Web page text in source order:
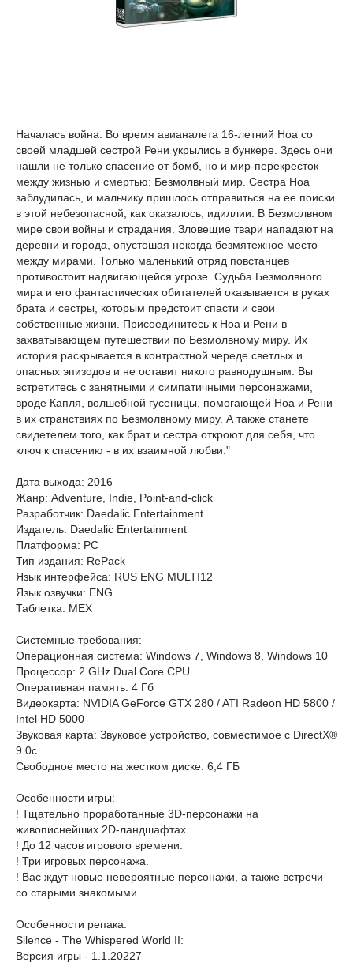
Началась война. Во время авианалета 16-летний Ноа со
своей младшей сестрой Рени укрылись в бункере. Здесь они
нашли не только спасение от бомб, но и мир-перекресток
между жизнью и смертью: Безмолвный мир. Сестра Ноа
заблудилась, и мальчику пришлось отправиться на ее поиски
в этой небезопасной, как оказалось, идиллии. В Безмолвном
мире свои войны и страдания. Зловещие твари нападают на
деревни и города, опустошая некогда безмятежное место
между мирами. Только маленький отряд повстанцев
противостоит надвигающейся угрозе. Судьба Безмолвного
мира и его фантастических обитателей оказывается в руках
брата и сестры, которым предстоит спасти и свои
собственные жизни. Присоединитесь к Ноа и Рени в
захватывающем путешествии по Безмолвному миру. Их
история раскрывается в контрастной череде светлых и
опасных эпизодов и не оставит никого равнодушным. Вы
встретитесь с занятными и симпатичными персонажами,
вроде Капля, волшебной гусеницы, помогающей Ноа и Рени
в их странствиях по Безмолвному миру. А также станете
свидетелем того, как брат и сестра откроют для себя, что
ключ к спасению - в их взаимной любви."
Дата выхода: 2016
Жанр: Adventure, Indie, Point-and-click
Разработчик: Daedalic Entertainment
Издатель: Daedalic Entertainment
Платформа: РС
Тип издания: RePack
Язык интерфейса: RUS ENG MULTI12
Язык озвучки: ENG
Таблетка: MEX
Системные требования:
Операционная система: Windows 7, Windows 8, Windows 10
Процессор: 2 GHz Dual Core CPU
Оперативная память: 4 Гб
Видеокарта: NVIDIA GeForce GTX 280 / ATI Radeon HD 5800 /
Intel HD 5000
Звуковая карта: Звуковое устройство, совместимое с DirectX®
9.0с
Свободное место на жестком диске: 6,4 ГБ
Особенности игры:
! Тщательно проработанные 3D-персонажи на
живописнейших 2D-ландшафтах.
! До 12 часов игрового времени.
! Три игровых персонажа.
! Вас ждут новые невероятные персонажи, а также встречи
со старыми знакомыми.
Особенности репака:
Silence - The Whispered World II:
Версия игры - 1.1.20227